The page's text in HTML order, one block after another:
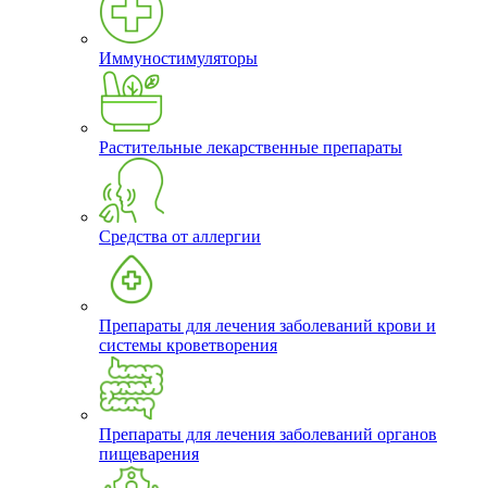
Иммуностимуляторы
Растительные лекарственные препараты
Средства от аллергии
Препараты для лечения заболеваний крови и
системы кроветворения
Препараты для лечения заболеваний органов
пищеварения